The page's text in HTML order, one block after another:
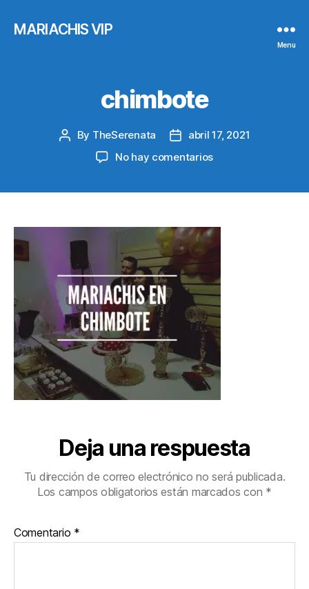
MARIACHIS VIP
Menu
chimbote
Post
author
By TheSerenata
Post
date
abril 17, 2021
No hay comentariosen
Deja una respuesta
Tu dirección de correo electrónico no será publicada.
Los campos obligatorios están marcados con *
Comentario *